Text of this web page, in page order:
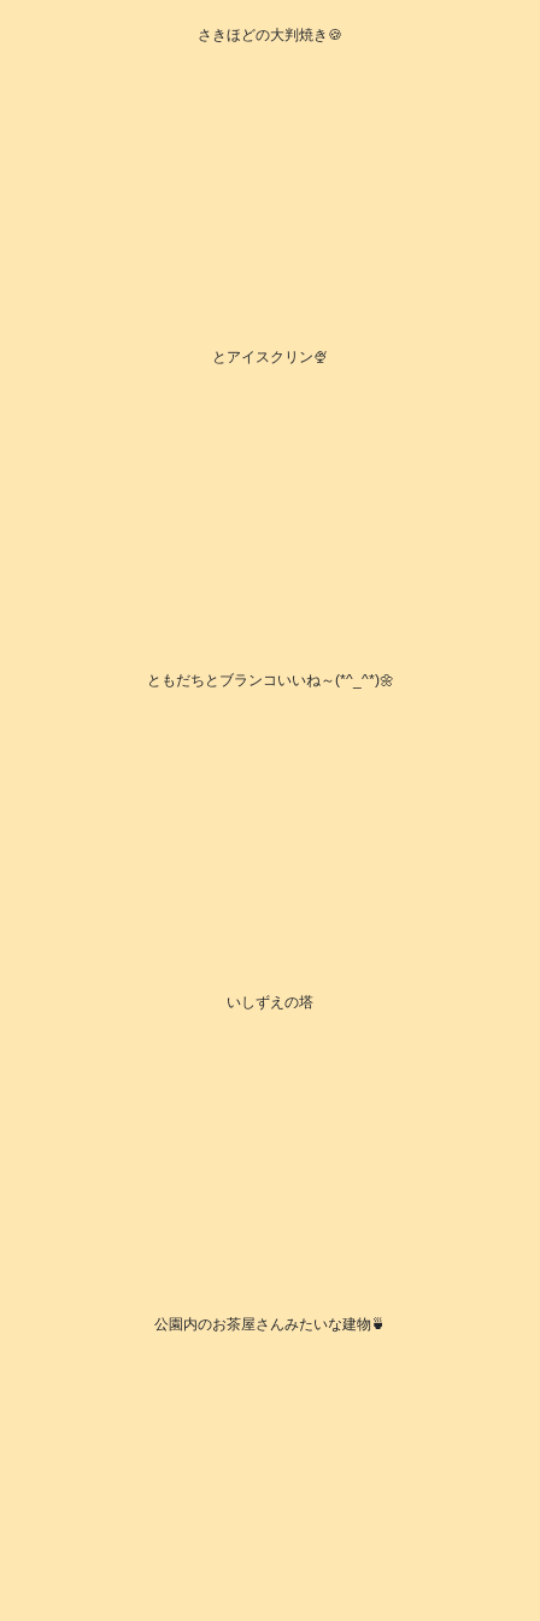
さきほどの大判焼き🍪
とアイスクリン🍨
ともだちとブランコいいね～(*^_^*)🌼
いしずえの塔
公園内のお茶屋さんみたいな建物🍵